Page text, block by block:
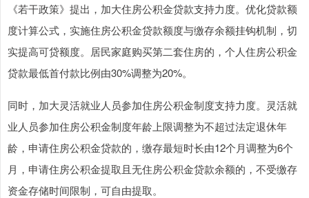
《若干政策》提出，加大住房公积金贷款支持力度。优化贷款额
度计算公式，实施住房公积金贷款额度与缴存余额挂钩机制，切
实提高可贷额度。居民家庭购买第二套住房的，个人住房公积金
贷款最低首付款比例由30%调整为20%。
同时，加大灵活就业人员参加住房公积金制度支持力度。灵活就
业人员参加住房公积金制度年龄上限调整为不超过法定退休年
龄，申请住房公积金贷款的，缴存最短时长由12个月调整为6个
月，申请住房公积金提取且无住房公积金贷款余额的，不受缴存
资金存储时间限制，可自由提取。